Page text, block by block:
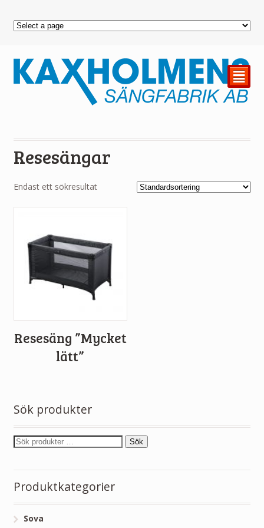
²
Resesängar
Endast ett sökresultat
Resesäng ”Mycket
lätt”
Sök produkter
Sök
Produktkategorier
Sova